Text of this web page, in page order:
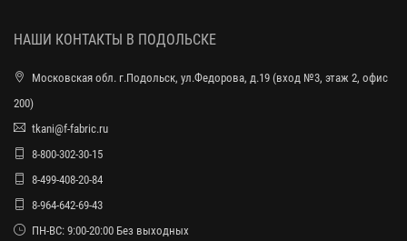
НАШИ КОНТАКТЫ В ПОДОЛЬСКЕ
Московская обл. г.Подольск, ул.Федорова, д.19 (вход №3, этаж 2, офис
200)
tkani@f-fabric.ru
8-800-302-30-15
8-499-408-20-84
8-964-642-69-43
ПН-ВС: 9:00-20:00 Без выходных